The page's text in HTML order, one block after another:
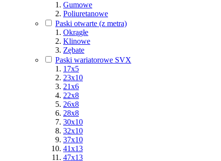
Gumowe
Poliuretanowe
Paski otwarte (z metra)
Okrągłe
Klinowe
Zębate
Paski wariatorowe SVX
17x5
23x10
21x6
22x8
26x8
28x8
30x10
32x10
37x10
41x13
47x13